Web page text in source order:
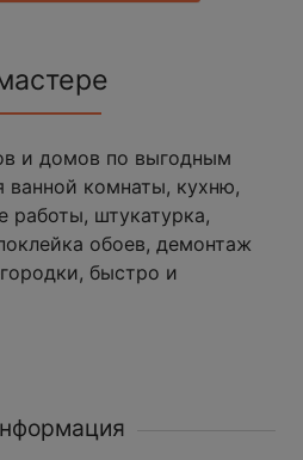
и домов по выгодным
ванной комнаты, кухню,
работы, штукатурка,
обоев, демонтаж
быстро и